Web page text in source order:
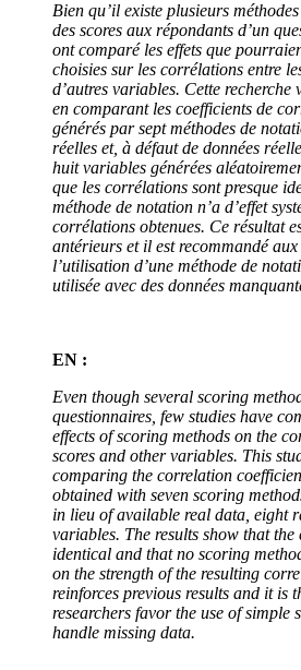
Bien qu’il existe plusieurs
des scores aux répondants d’un
ont comparé les effets que
choisies sur les corrélations entre
d’autres variables. Cette recherche
en comparant les coefficients de
générés par sept méthodes de
réelles et, à défaut de données
huit variables générées
que les corrélations sont presque
méthode de notation n’a d’effet
corrélations obtenues. Ce résultat
antérieurs et il est recommandé
l’utilisation d’une méthode de
utilisée avec des données
EN :
Even though several scoring
questionnaires, few studies have
effects of scoring methods on the
scores and other variables. This
comparing the correlation
obtained with seven scoring
in lieu of available real data, eight
variables. The results show that
identical and that no scoring
on the strength of the resulting
reinforces previous results and it is
researchers favor the use of simple
handle missing data.